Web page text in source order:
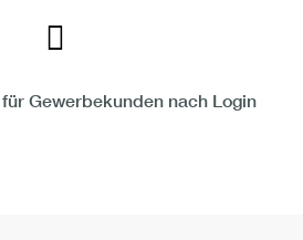
Gewerbekunden nach Login